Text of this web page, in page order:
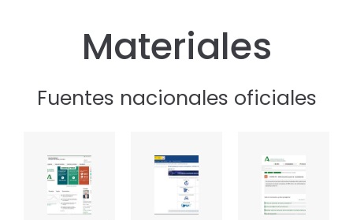
Materiales
Fuentes nacionales oficiales